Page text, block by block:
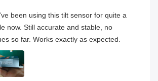
been using this tilt sensor for quite a
now. Still accurate and stable, no
so far. Works exactly as expected.